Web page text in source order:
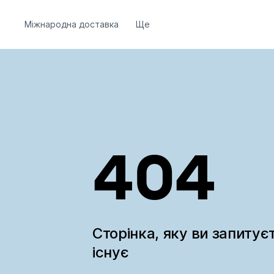
Міжнародна доставка Ще
404
Сторінка, яку ви
існує